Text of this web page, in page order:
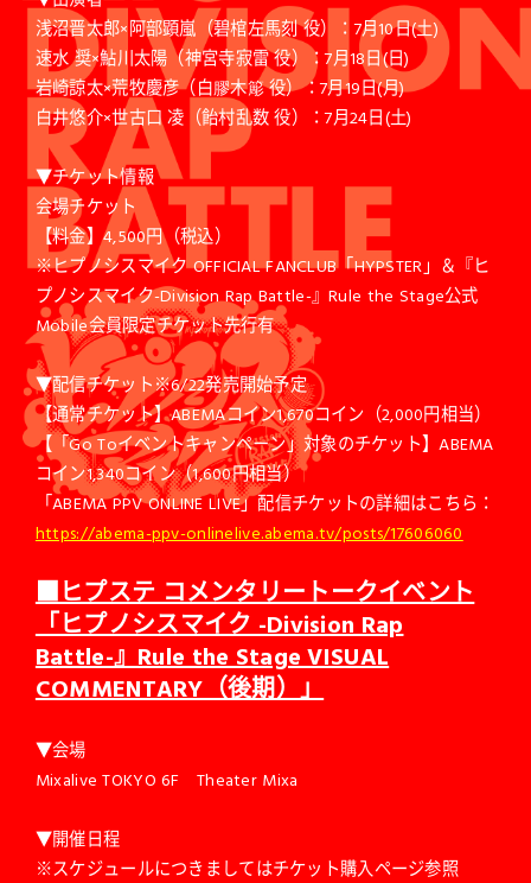
浅沼晋太郎×阿部顕嵐（碧棺左馬刻 役）：7月10日(土)
速水 奨×鮎川太陽（神宮寺寂雷 役）：7月18日(日)
岩崎諒太×荒牧慶彦（白膠木簓 役）：7月19日(月)
白井悠介×世古口 凌（飴村乱数 役）：7月24日(土)
▼チケット情報
会場チケット
【料金】4,500円（税込）
※ヒプノシスマイク OFFICIAL FANCLUB「HYPSTER」＆『ヒ
プノシスマイク-Division Rap Battle-』Rule the Stage公式
Mobile会員限定チケット先行有
▼配信チケット※6/22発売開始予定
【通常チケット】ABEMAコイン1,670コイン（2,000円相当）
【「Go Toイベントキャンペーン」対象のチケット】ABEMA
コイン1,340コイン（1,600円相当）
「ABEMA PPV ONLINE LIVE」配信チケットの詳細はこちら：
https://abema-ppv-onlinelive.abema.tv/posts/17606060
■ヒプステ コメンタリートークイベント
「ヒプノシスマイク -Division Rap
Battle-』Rule the Stage VISUAL
COMMENTARY（後期）」
▼会場
Mixalive TOKYO 6F Theater Mixa
▼開催日程
※スケジュールにつきましてはチケット購入ページ参照